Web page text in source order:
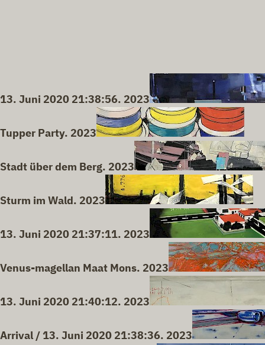
13. Juni 2020 21:38:56. 2023
Tupper Party. 2023
Stadt über dem Berg. 2023
Sturm im Wald. 2023
13. Juni 2020 21:37:11. 2023
Venus-magellan Maat Mons. 2023
13. Juni 2020 21:40:12. 2023
Arrival / 13. Juni 2020 21:38:36. 2023